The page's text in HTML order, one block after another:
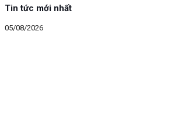
Tin tức mới nhất
05/08/2026